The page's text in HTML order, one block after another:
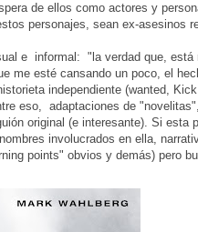
de ellos como actores y
personajes, sean ex-asesinos
e informal: "la verdad que, está
me esté cansando un poco, el
independiente (wanted,
eso, adaptaciones de
original (e interesante). Si esta
involucrados en ella,
points" obvios y demás) pero